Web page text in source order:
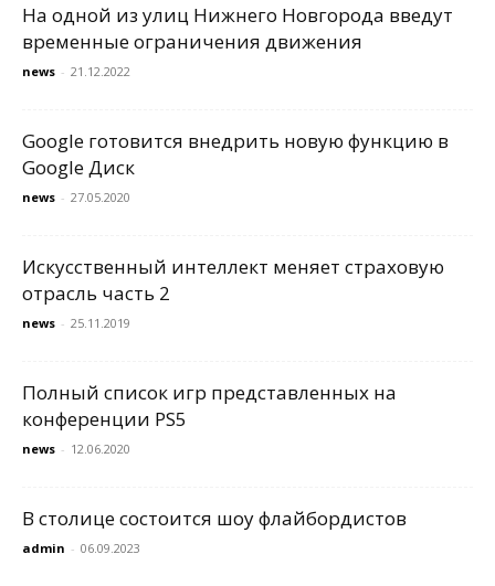
На одной из улиц Нижнего Новгорода введут
временные ограничения движения
news - 21.12.2022
Google готовится внедрить новую функцию в
Google Диск
news - 27.05.2020
Искусственный интеллект меняет страховую
отрасль часть 2
news - 25.11.2019
Полный список игр представленных на
конференции PS5
news - 12.06.2020
В столице состоится шоу флайбордистов
admin - 06.09.2023